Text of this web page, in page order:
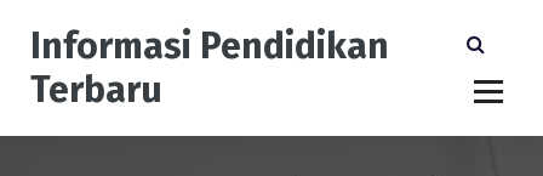
Informasi Pendidikan
Terbaru